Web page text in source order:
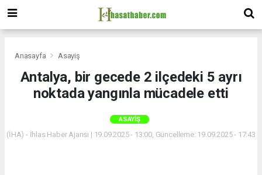
Anasayfa Asayiş
Antalya, bir gecede 2 ilçedeki 5 ayrı
noktada yangınla mücadele etti
ASAYIŞ
(İHA) - İhlas Haber Ajansı | 19.09.2025 - 13:00, Güncelleme: 19.09.2025 - 17:43